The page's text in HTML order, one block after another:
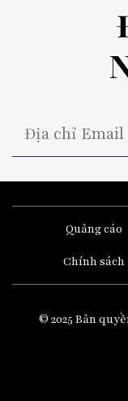
Quảng cáo
Chính sách
© 2025 Bản